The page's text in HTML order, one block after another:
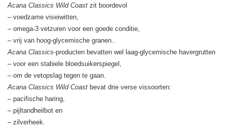
Acana Classics Wild Coast zit boordevol
– voedzame viseiwitten,
– omega-3 vetzuren voor een goede conditie,
– vrij van hoog-glycemische granen..
Acana Classics-producten bevatten wel laag-glycemische havergrutten
– voor een stabiele bloedsuikerspiegel,
– om de vetopslag tegen te gaan.
Acana Classics Wild Coast bevat drie verse vissoorten:
– pacifische haring,
– pijltandheilbot en
– zilverheek.